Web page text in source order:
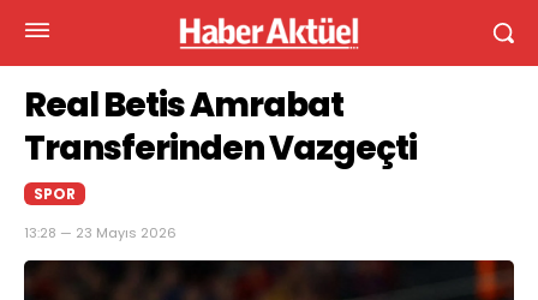
Real Betis Amrabat
Transferinden Vazgeçti
SPOR
13:28 — 23 Mayıs 2026